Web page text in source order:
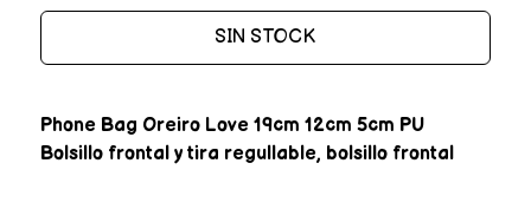
SIN STOCK
Phone Bag Oreiro Love 19cm 12cm 5cm PU
Bolsillo frontal y tira regullable, bolsillo frontal